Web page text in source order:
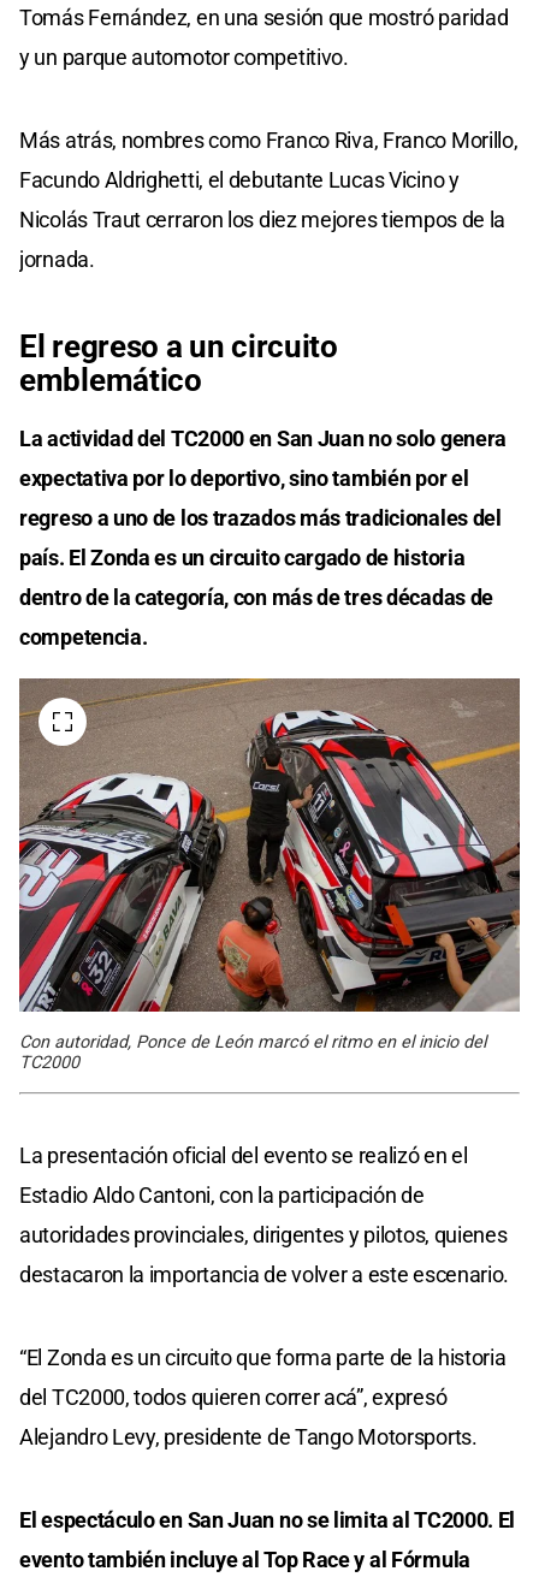
Tomás Fernández, en una sesión que mostró paridad
y un parque automotor competitivo.
Más atrás, nombres como Franco Riva, Franco Morillo,
Facundo Aldrighetti, el debutante Lucas Vicino y
Nicolás Traut cerraron los diez mejores tiempos de la
jornada.
El regreso a un circuito
emblemático
La actividad del TC2000 en San Juan no solo genera
expectativa por lo deportivo, sino también por el
regreso a uno de los trazados más tradicionales del
país. El Zonda es un circuito cargado de historia
dentro de la categoría, con más de tres décadas de
competencia.
Con autoridad, Ponce de León marcó el ritmo en el inicio del
TC2000
La presentación oficial del evento se realizó en el
Estadio Aldo Cantoni, con la participación de
autoridades provinciales, dirigentes y pilotos, quienes
destacaron la importancia de volver a este escenario.
“El Zonda es un circuito que forma parte de la historia
del TC2000, todos quieren correr acá”, expresó
Alejandro Levy, presidente de Tango Motorsports.
El espectáculo en San Juan no se limita al TC2000. El
evento también incluye al Top Race y al Fórmula